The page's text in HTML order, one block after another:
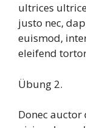
ultrices
justo nec,
euismod,
eleifend
Übung 2.
Donec